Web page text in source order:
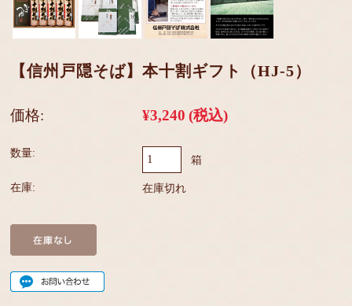
【信州戸隠そば】本十割ギフト（HJ-5）
価格: ¥3,240 (税込)
数量:
箱
在庫: 在庫切れ